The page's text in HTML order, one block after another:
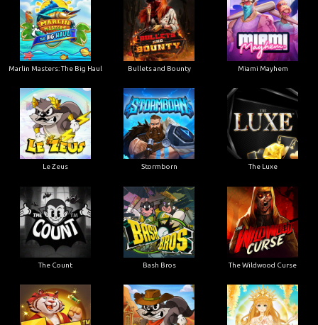
Marlin Masters: The Big Haul Bullets and Bounty Miami Mayhem
Le Zeus Stormborn The Luxe
The Count Bash Bros The Wildwood Curse